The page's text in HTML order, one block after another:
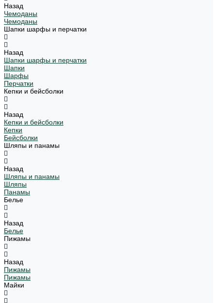
Назад
Чемоданы
Чемоданы
Шапки шарфы и перчатки
Назад
Шапки шарфы и перчатки
Шапки
Шарфы
Перчатки
Кепки и бейсболки
Назад
Кепки и бейсболки
Кепки
Бейсболки
Шляпы и панамы
Назад
Шляпы и панамы
Шляпы
Панамы
Белье
Назад
Белье
Пижамы
Назад
Пижамы
Пижамы
Майки